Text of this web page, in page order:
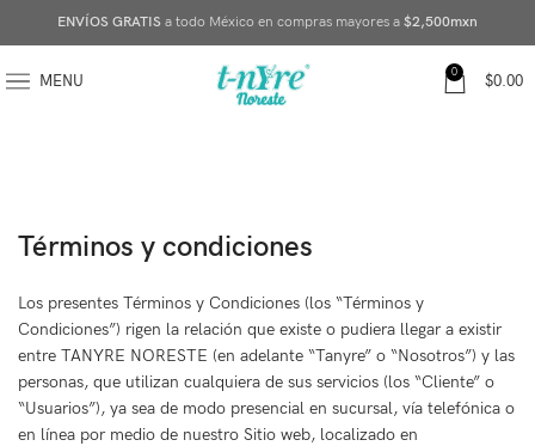
ENVÍOS GRATIS a todo México en compras mayores a $2,500mxn
MENU 0 $0.00
Términos y condiciones
Los presentes Términos y Condiciones (los “Términos y
Condiciones”) rigen la relación que existe o pudiera llegar a existir
entre TANYRE NORESTE (en adelante “Tanyre” o “Nosotros”) y las
personas, que utilizan cualquiera de sus servicios (los “Cliente” o
“Usuarios”), ya sea de modo presencial en sucursal, vía telefónica o
en línea por medio de nuestro Sitio web, localizado en